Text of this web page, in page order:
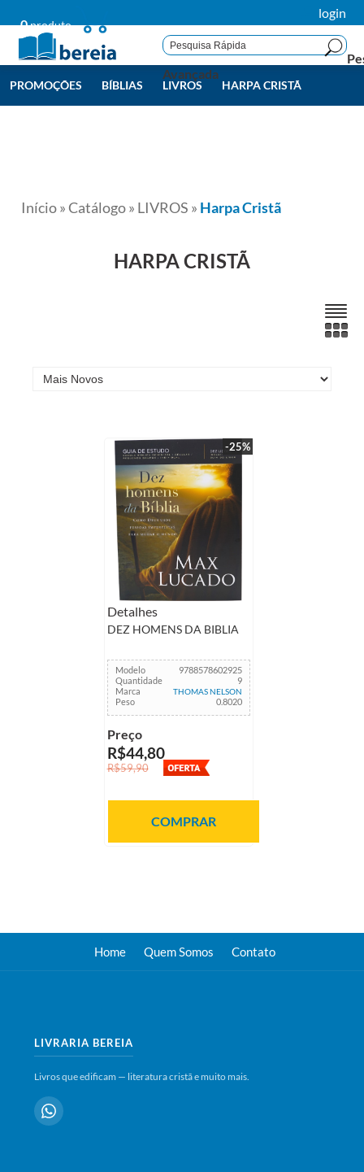
0produto
login
Avançada
PROMOÇÕES BÍBLIAS LIVROS HARPA CRISTÃ
Início»Catálogo» LIVROS » Harpa Cristã
HARPA CRISTÃ
-25%
DEZ HOMENS DA BIBLIA
Modelo
9788578602925
Quantidade
9
Marca
THOMAS NELSON
Peso 0.8020
Preço
R$44,80
R$59,90
COMPRAR
Detalhes
Home Quem Somos Contato
LIVRARIA BEREIA
Livros que edificam — literatura cristã e muito mais.